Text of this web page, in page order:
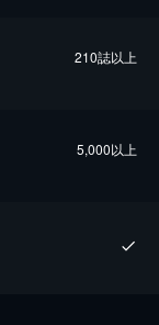
210誌以上
5,000以上